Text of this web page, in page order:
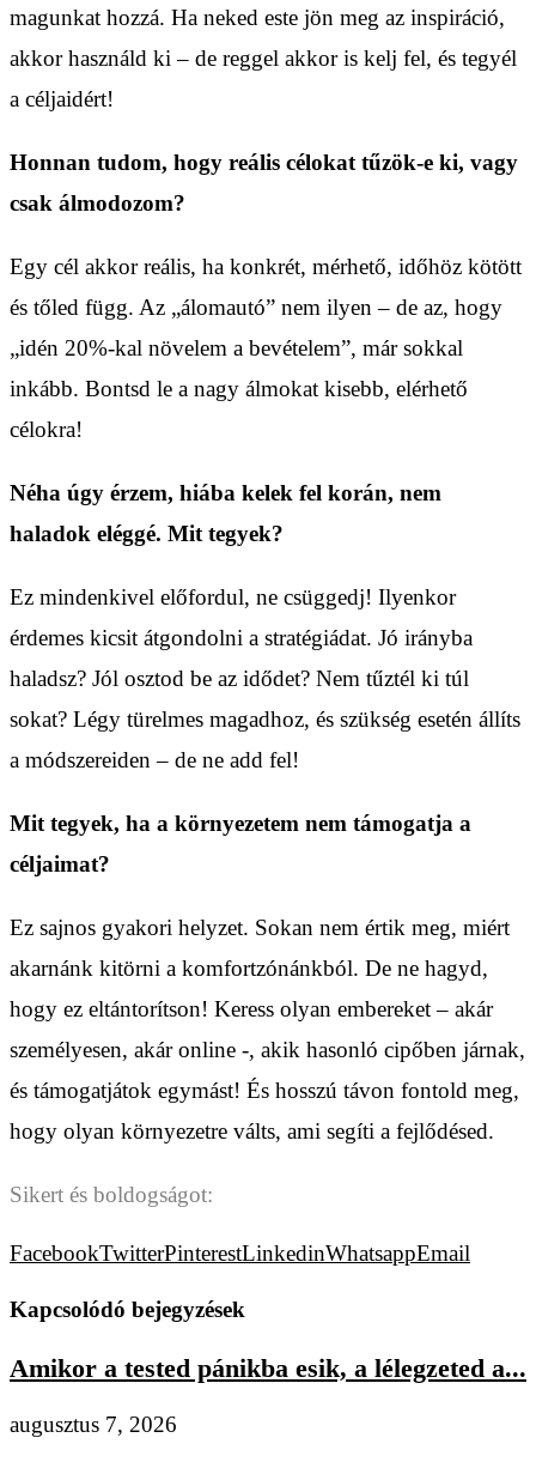
magunkat hozzá. Ha neked este jön meg az inspiráció,
akkor használd ki – de reggel akkor is kelj fel, és tegyél
a céljaidért!
Honnan tudom, hogy reális célokat tűzök-e ki, vagy
csak álmodozom?
Egy cél akkor reális, ha konkrét, mérhető, időhöz kötött
és tőled függ. Az „álomautó” nem ilyen – de az, hogy
„idén 20%-kal növelem a bevételem”, már sokkal
inkább. Bontsd le a nagy álmokat kisebb, elérhető
célokra!
Néha úgy érzem, hiába kelek fel korán, nem
haladok eléggé. Mit tegyek?
Ez mindenkivel előfordul, ne csüggedj! Ilyenkor
érdemes kicsit átgondolni a stratégiádat. Jó irányba
haladsz? Jól osztod be az idődet? Nem tűztél ki túl
sokat? Légy türelmes magadhoz, és szükség esetén állíts
a módszereiden – de ne add fel!
Mit tegyek, ha a környezetem nem támogatja a
céljaimat?
Ez sajnos gyakori helyzet. Sokan nem értik meg, miért
akarnánk kitörni a komfortzónánkból. De ne hagyd,
hogy ez eltántorítson! Keress olyan embereket – akár
személyesen, akár online -, akik hasonló cipőben járnak,
és támogatjátok egymást! És hosszú távon fontold meg,
hogy olyan környezetre válts, ami segíti a fejlődésed.
Sikert és boldogságot:
FacebookTwitterPinterestLinkedinWhatsappEmail
Kapcsolódó bejegyzések
Amikor a tested pánikba esik, a lélegzeted a...
augusztus 7, 2026